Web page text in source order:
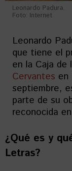
Leonardo Padura.
Foto: Internet
Leonardo
que tiene el
en la Caja de
Cervantes en
septiembre,
parte de su
reconocida
¿Qué es y
Letras?